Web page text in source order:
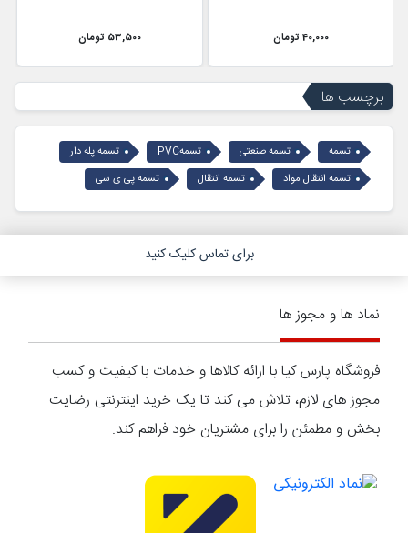
40,000 تومان 53,500 تومان
برچسب ها
تسمه تسمه صنعتی تسمهPVC
تسمه پله دار
تسمه انتقال مواد
تسمه انتقال تسمه پی ی سی
برای تماس کلیک کنید
نماد ها و مجوز ها
فروشگاه پارس کیا با ارائه کالاها و خدمات با کیفیت و کسب
مجوز های لازم، تلاش می کند تا یک خرید اینترنتی رضایت
بخش و مطمئن را برای مشتریان خود فراهم کند.